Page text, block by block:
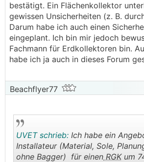
Und die Auslegung des
Daumen * Pi? Einfach irgendwie
Erde schmeißen wirds da auch
Wer rechnet dir dein Experiment?
__________________
Im Beitrag zitiert von UVET: Wo
Du gehst zu einem Installateur der
Planung an die Profis weiter.
und Fuß.
bestätigt. Ein Flächenkollektor
gewissen Unsicherheiten (z. B.
Darum habe ich auch einen
eingeplant. Ich bin mir jedoch
Fachmann für Erdkollektoren bin.
habe ich ja auch in dieses Forum
Beachflyer77
UVET schrieb: Ich habe ein
Installateur (Material, Sole,
ohne Bagger) für einen RGKum